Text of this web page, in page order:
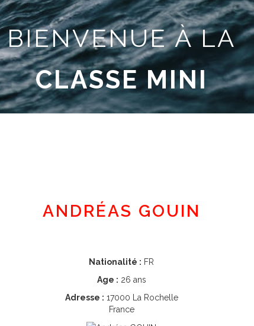
BIENVENUE À LA
CLASSE MINI
ANDRÉAS GOUIN
Nationalité : FR
Age : 26 ans
Adresse : 17000 La Rochelle
France